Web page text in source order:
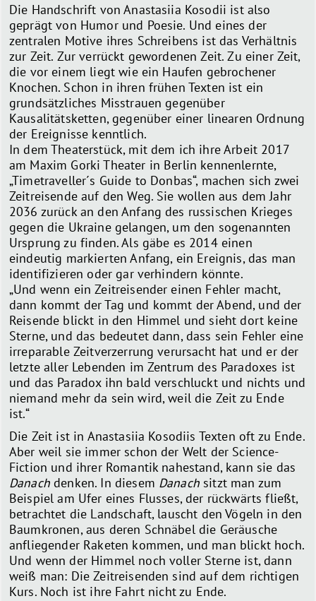
Die Handschrift von Anastasiia Kosodii ist also
geprägt von Humor und Poesie. Und eines der
zentralen Motive ihres Schreibens ist das Verhältnis
zur Zeit. Zur verrückt gewordenen Zeit. Zu einer Zeit,
die vor einem liegt wie ein Haufen gebrochener
Knochen. Schon in ihren frühen Texten ist ein
grundsätzliches Misstrauen gegenüber
Kausalitätsketten, gegenüber einer linearen Ordnung
der Ereignisse kenntlich.
In dem Theaterstück, mit dem ich ihre Arbeit 2017
am Maxim Gorki Theater in Berlin kennenlernte,
„Timetraveller´s Guide to Donbas“, machen sich zwei
Zeitreisende auf den Weg. Sie wollen aus dem Jahr
2036 zurück an den Anfang des russischen Krieges
gegen die Ukraine gelangen, um den sogenannten
Ursprung zu finden. Als gäbe es 2014 einen
eindeutig markierten Anfang, ein Ereignis, das man
identifizieren oder gar verhindern könnte.
„Und wenn ein Zeitreisender einen Fehler macht,
dann kommt der Tag und kommt der Abend, und der
Reisende blickt in den Himmel und sieht dort keine
Sterne, und das bedeutet dann, dass sein Fehler eine
irreparable Zeitverzerrung verursacht hat und er der
letzte aller Lebenden im Zentrum des Paradoxes ist
und das Paradox ihn bald verschluckt und nichts und
niemand mehr da sein wird, weil die Zeit zu Ende
ist.“
Die Zeit ist in Anastasiia Kosodiis Texten oft zu Ende.
Aber weil sie immer schon der Welt der Science-
Fiction und ihrer Romantik nahestand, kann sie das
Danachdenken. In diesem Danachsitzt man zum
Beispiel am Ufer eines Flusses, der rückwärts fließt,
betrachtet die Landschaft, lauscht den Vögeln in den
Baumkronen, aus deren Schnäbel die Geräusche
anfliegender Raketen kommen, und man blickt hoch.
Und wenn der Himmel noch voller Sterne ist, dann
weiß man: Die Zeitreisenden sind auf dem richtigen
Kurs. Noch ist ihre Fahrt nicht zu Ende.